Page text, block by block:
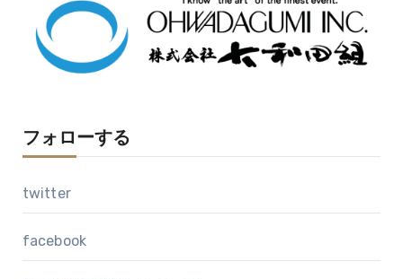
フォローする
twitter
facebook